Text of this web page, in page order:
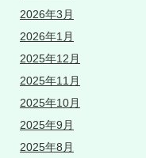
2026年3月
2026年1月
2025年12月
2025年11月
2025年10月
2025年9月
2025年8月